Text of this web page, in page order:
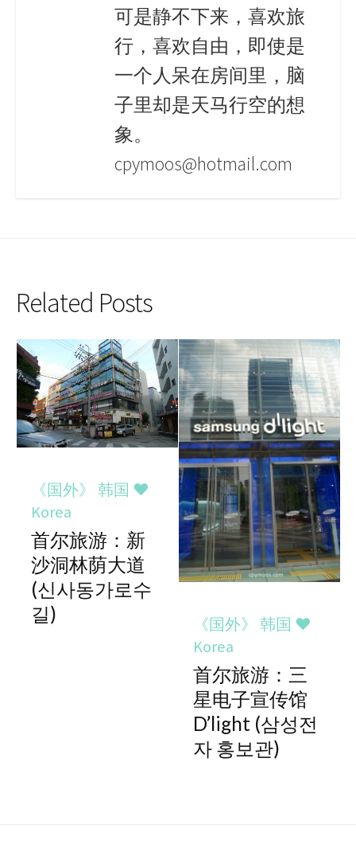
可是静不下来，喜欢旅
行，喜欢自由，即使是
一个人呆在房间里，脑
子里却是天马行空的想
象。
cpymoos@hotmail.com
Related Posts
《国外》 韩国 ♥
Korea
首尔旅游：新
沙洞林荫大道
(신사동가로수
길)
《国外》 韩国 ♥
Korea
首尔旅游：三
星电子宣传馆
D’light (삼성전
자 홍보관)